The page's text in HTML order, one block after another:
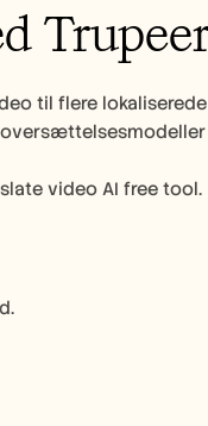
til flere
video AI free tool.